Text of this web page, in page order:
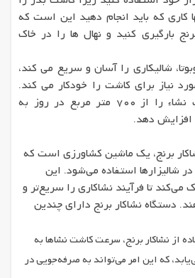
کاری که باید انجام دهید این است که
بارگیری کنید و نهال ها را در خاک
شالیکاری را آسان و سریع می کند،
نیاز برای کاشت را خودکار می کند.
بعلاوه، می تواند سرعت نشاء را از 700 متر مربع در روز به
برنج، یک ماشین کشاورزی است که
شالیزارها استفاده می‌شود. این
می‌کند تا فرآیند نشاکاری را سریع‌تر و
دستگاه نشاکار برنج دارای چندین
از نشاکار برنج، سرعت کاشت نشاها به
که این امر می‌تواند به صرفه‌جویی در